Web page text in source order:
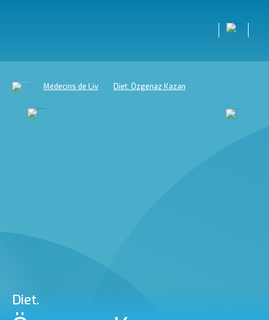
Médecins de Liv Diet. Özgenaz Kazan
Diet.